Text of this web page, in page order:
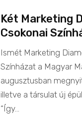
Két Marketing
Csokonai
Ismét Marketing
Színházat a Magyar
augusztusban
illetve a társulat új
“Így...